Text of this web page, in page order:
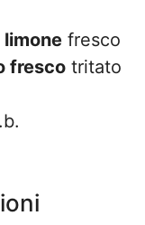
fresco
fresco tritato